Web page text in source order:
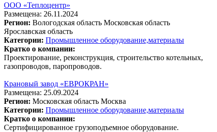
ООО «Теплоцентр»
Размещена: 26.11.2024
Регион: Вологодская область Московская область
Ярославская область
Категории: Промышленное оборудование,материалы
Кратко о компании:
Проектирование, реконструкция, строительство котельных,
газопроводов, паропроводов.
Крановый завод «ЕВРОКРАН»
Размещена: 25.09.2024
Регион: Московская область Москва
Категории: Промышленное оборудование,материалы
Кратко о компании:
Сертифицированное грузоподъемное оборудование.